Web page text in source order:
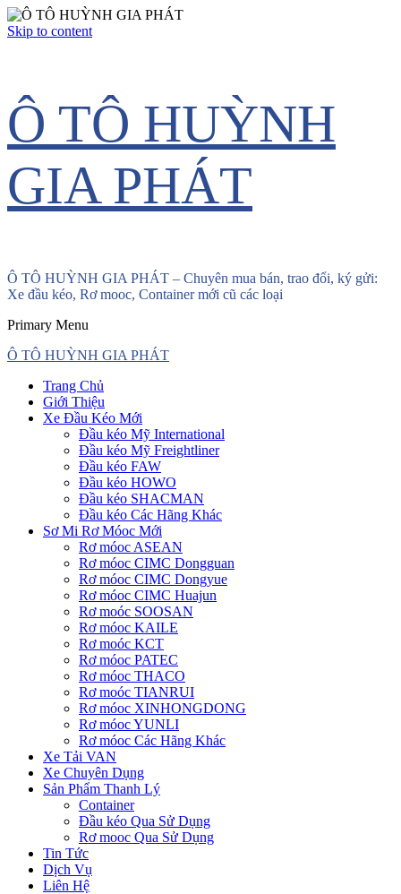
Skip to content
Ô TÔ HUỲNH
GIA PHÁT
Ô TÔ HUỲNH GIA PHÁT – Chuyên mua bán, trao đổi, ký gửi:
Xe đầu kéo, Rơ mooc, Container mới cũ các loại
Primary Menu
Ô TÔ HUỲNH GIA PHÁT
Trang Chủ
Giới Thiệu
Xe Đầu Kéo Mới
Đầu kéo Mỹ International
Đầu kéo Mỹ Freightliner
Đầu kéo FAW
Đầu kéo HOWO
Đầu kéo SHACMAN
Đầu kéo Các Hãng Khác
Sơ Mi Rơ Móoc Mới
Rơ móoc ASEAN
Rơ móoc CIMC Dongguan
Rơ móoc CIMC Dongyue
Rơ móoc CIMC Huajun
Rơ moóc SOOSAN
Rơ móoc KAILE
Rơ moóc KCT
Rơ móoc PATEC
Rơ móoc THACO
Rơ moóc TIANRUI
Rơ móoc XINHONGDONG
Rơ móoc YUNLI
Rơ móoc Các Hãng Khác
Xe Tải VAN
Xe Chuyên Dụng
Sản Phẩm Thanh Lý
Container
Đầu kéo Qua Sử Dụng
Rơ mooc Qua Sử Dụng
Tin Tức
Dịch Vụ
Liên Hệ